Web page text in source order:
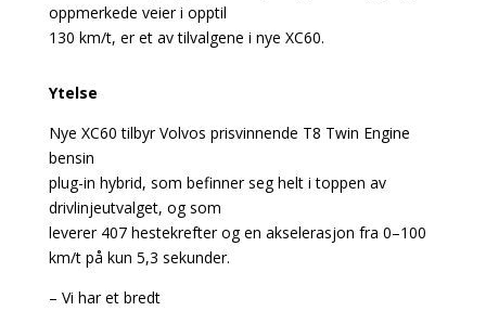
oppmerkede veier i opptil
130 km/t, er et av tilvalgene i nye XC60.
Ytelse
Nye XC60 tilbyr Volvos prisvinnende T8 Twin Engine
bensin
plug-in hybrid, som befinner seg helt i toppen av
drivlinjeutvalget, og som
leverer 407 hestekrefter og en akselerasjon fra 0–100
km/t på kun 5,3 sekunder.
– Vi har et bredt